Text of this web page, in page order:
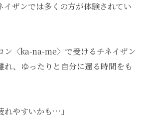
イザンでは多くの方が体験されてい
ン〈ka-na-me〉で受けるチネイザン
れ、ゆったりと自分に還る時間をも
れやすいかも…」